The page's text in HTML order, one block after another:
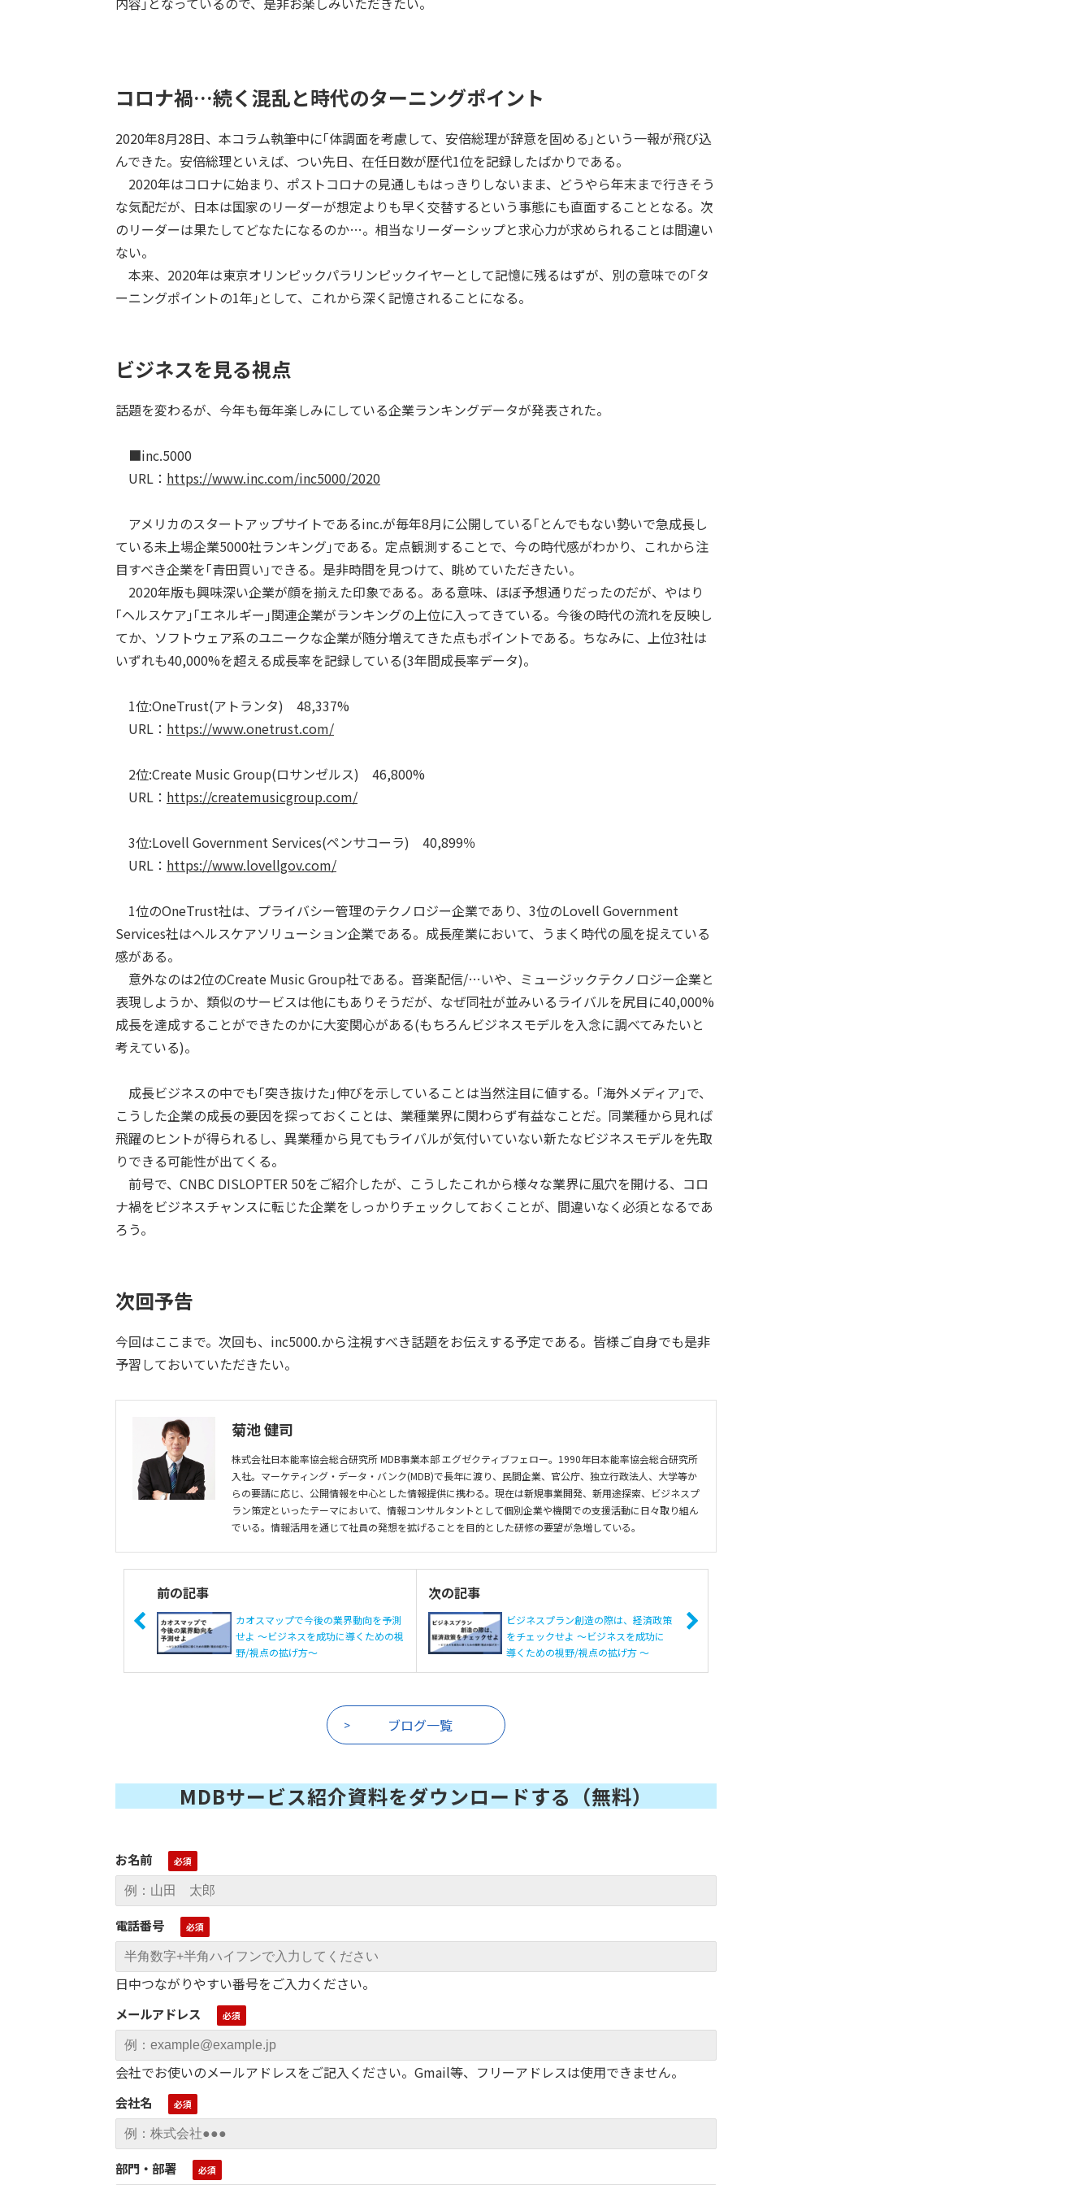
コロナ禍…続く混乱と時代のターニングポイント
2020年8月28日、本コラム執筆中に｢体調面を考慮して、安倍総理が辞意を固める｣という一報が飛び込
んできた。安倍総理といえば、つい先日、在任日数が歴代1位を記録したばかりである。
2020年はコロナに始まり、ポストコロナの見通しもはっきりしないまま、どうやら年末まで行きそう
な気配だが、日本は国家のリーダーが想定よりも早く交替するという事態にも直面することとなる。次
のリーダーは果たしてどなたになるのか…。相当なリーダーシップと求心力が求められることは間違い
ない。
本来、2020年は東京オリンピックパラリンピックイヤーとして記憶に残るはずが、別の意味での｢タ
ーニングポイントの1年｣として、これから深く記憶されることになる。
ビジネスを見る視点
話題を変わるが、今年も毎年楽しみにしている企業ランキングデータが発表された。
■inc.5000
URL： https://www.inc.com/inc5000/2020
アメリカのスタートアップサイトであるinc.が毎年8月に公開している｢とんでもない勢いで急成長し
ている未上場企業5000社ランキング｣である。定点観測することで、今の時代感がわかり、これから注
目すべき企業を｢青田買い｣できる。是非時間を見つけて、眺めていただきたい。
2020年版も興味深い企業が顔を揃えた印象である。ある意味、ほぼ予想通りだったのだが、やはり
｢ヘルスケア｣｢エネルギー｣関連企業がランキングの上位に入ってきている。今後の時代の流れを反映し
てか、ソフトウェア系のユニークな企業が随分増えてきた点もポイントである。ちなみに、上位3社は
いずれも40,000%を超える成長率を記録している(3年間成長率データ)。
1位:OneTrust(アトランタ) 48,337%
URL： https://www.onetrust.com/
2位:Create Music Group(ロサンゼルス) 46,800%
URL： https://createmusicgroup.com/
3位:Lovell Government Services(ペンサコーラ) 40,899％
URL： https://www.lovellgov.com/
1位のOneTrust社は、プライバシー管理のテクノロジー企業であり、3位のLovell Government
Services社はヘルスケアソリューション企業である。成長産業において、うまく時代の風を捉えている
感がある。
意外なのは2位のCreate Music Group社である。音楽配信/…いや、ミュージックテクノロジー企業と
表現しようか、類似のサービスは他にもありそうだが、なぜ同社が並みいるライバルを尻目に40,000%
成長を達成することができたのかに大変関心がある(もちろんビジネスモデルを入念に調べてみたいと
考えている)。
成長ビジネスの中でも｢突き抜けた｣伸びを示していることは当然注目に値する。｢海外メディア｣で、
こうした企業の成長の要因を探っておくことは、業種業界に関わらず有益なことだ。同業種から見れば
飛躍のヒントが得られるし、異業種から見てもライバルが気付いていない新たなビジネスモデルを先取
りできる可能性が出てくる。
前号で、CNBC DISLOPTER 50をご紹介したが、こうしたこれから様々な業界に風穴を開ける、コロ
ナ禍をビジネスチャンスに転じた企業をしっかりチェックしておくことが、間違いなく必須となるであ
ろう。
次回予告
今回はここまで。次回も、inc5000.から注視すべき話題をお伝えする予定である。皆様ご自身でも是非
予習しておいていただきたい。
菊池 健司
株式会社日本能率協会総合研究所 MDB事業本部 エグゼクティブフェロー。1990年日本能率協会総合研究所
入社。マーケティング・データ・バンク(MDB)で長年に渡り、民間企業、官公庁、独立行政法人、大学等か
らの要請に応じ、公開情報を中心とした情報提供に携わる。現在は新規事業開発、新用途探索、ビジネスプ
ラン策定といったテーマにおいて、情報コンサルタントとして個別企業や機関での支援活動に日々取り組ん
でいる。情報活用を通じて社員の発想を拡げることを目的とした研修の要望が急増している。
前の記事
カオスマップで今後の業界動向を予測
せよ ～ビジネスを成功に導くための視
野/視点の拡げ方～
次の記事
ビジネスプラン創造の際は、経済政策
をチェックせよ ～ビジネスを成功に
導くための視野/視点の拡げ方 ～
ブログ一覧
MDBサービス紹介資料をダウンロードする（無料）
お名前
電話番号
日中つながりやすい番号をご入力ください。
メールアドレス
会社でお使いのメールアドレスをご記入ください。Gmail等、フリーアドレスは使用できません。
会社名
部門・部署